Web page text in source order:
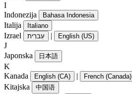
I
Indonezija
Bahasa Indonesia
Italija Italiano
Izrael עִברִית | English (US)
J
Japonska
日本語
K
Kanada
English (CA) | French (Canada)
Kitajska 中国语